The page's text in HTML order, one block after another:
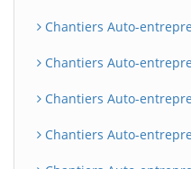
Chantiers Auto-
Chantiers Auto-
Chantiers Auto-
Chantiers Auto-